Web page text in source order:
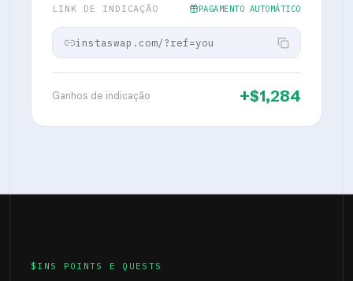
LINK DE INDICAÇÃO PAGAMENTO AUTOMÁTICO
instaswap.com/?ref=you
Ganhos de indicação +$1,284
$INS POINTS E QUESTS